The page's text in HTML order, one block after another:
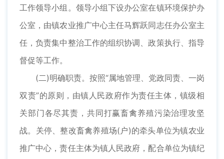
工作领导小组。领导小组下设办公室在镇环境保护办
公室，由镇农业推广中心主任马辉跃同志任办公室主
任，负责集中整治工作的组织协调、政策执行、指导
督促等工作。
(二)明确职责。按照“属地管理、党政同责、一岗
双责”的原则，由镇人民政府作为责任主体，镇级相
关部门各尽其责，共同打赢畜禽养殖污染治理攻坚
战。关停、整改畜禽养殖场(户)的牵头单位为镇农业
推广中心，责任主体为镇人民政府，配合单位为镇纪